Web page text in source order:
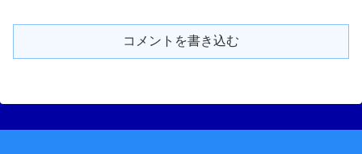
コメントを書き込む